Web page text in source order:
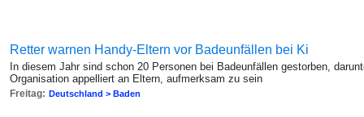
Retter warnen Handy-Eltern vor Badeunfällen bei Ki
In diesem Jahr sind schon 20 Personen bei Badeunfällen gestorben,
Organisation appelliert an Eltern, aufmerksam zu sein
Freitag: Deutschland > Baden